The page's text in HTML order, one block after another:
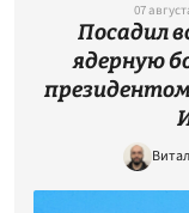
07
Посадил
ядерную